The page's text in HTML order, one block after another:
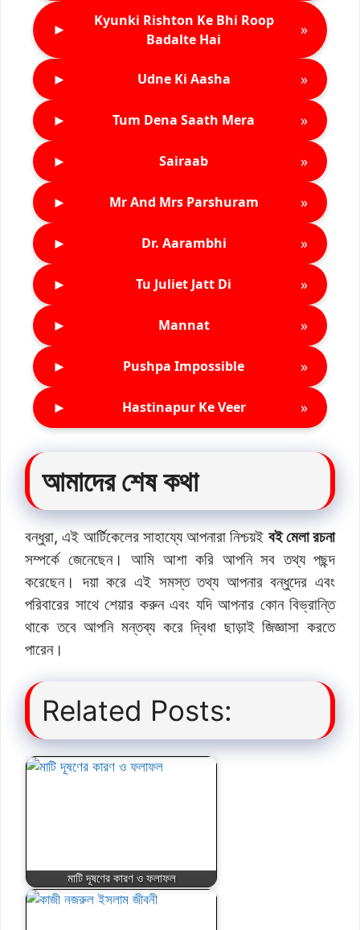
►
Kyunki Rishton Ke Bhi Roop
Badalte Hai
»
► Udne Ki Aasha »
► Tum Dena Saath Mera »
► Sairaab »
► Mr And Mrs Parshuram »
► Dr. Aarambhi »
► Tu Juliet Jatt Di »
► Mannat »
► Pushpa Impossible »
► Hastinapur Ke Veer »
আমাদের শেষ কথা
বন্ধুরা, এই আর্টিকেলের সাহায্যে আপনারা নিশ্চয়ই বই মেলা রচনা
সম্পর্কে জেনেছেন। আমি আশা করি আপনি সব তথ্য পছন্দ
করেছেন। দয়া করে এই সমস্ত তথ্য আপনার বন্ধুদের এবং
পরিবারের সাথে শেয়ার করুন এবং যদি আপনার কোন বিভ্রান্তি
থাকে তবে আপনি মন্তব্য করে দ্বিধা ছাড়াই জিজ্ঞাসা করতে
পারেন।
Related Posts:
মাটি দূষণের কারণ ও ফলাফল